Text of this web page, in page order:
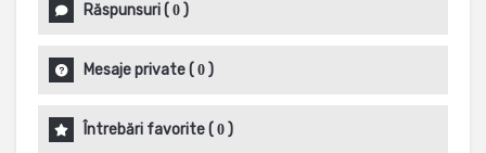
Răspunsuri( 0 )
Mesaje private( 0 )
Întrebări favorite( 0 )